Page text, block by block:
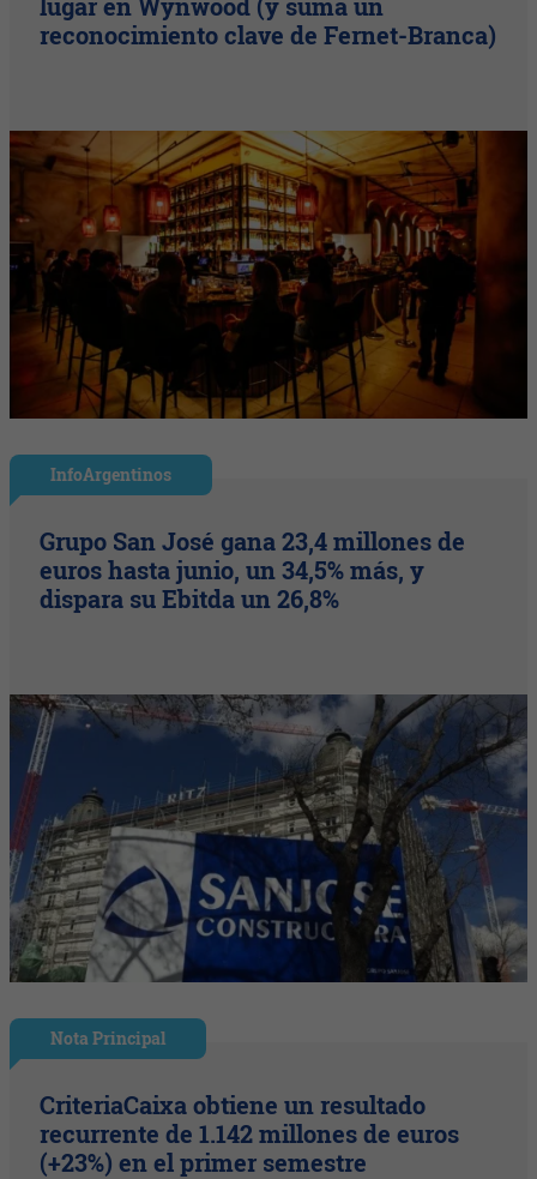
reconocimiento clave de Fernet-Branca)
InfoArgentinos
Grupo San José gana 23,4 millones de
euros hasta junio, un 34,5% más, y
dispara su Ebitda un 26,8%
Nota Principal
CriteriaCaixa obtiene un resultado
recurrente de 1.142 millones de euros
(+23%) en el primer semestre